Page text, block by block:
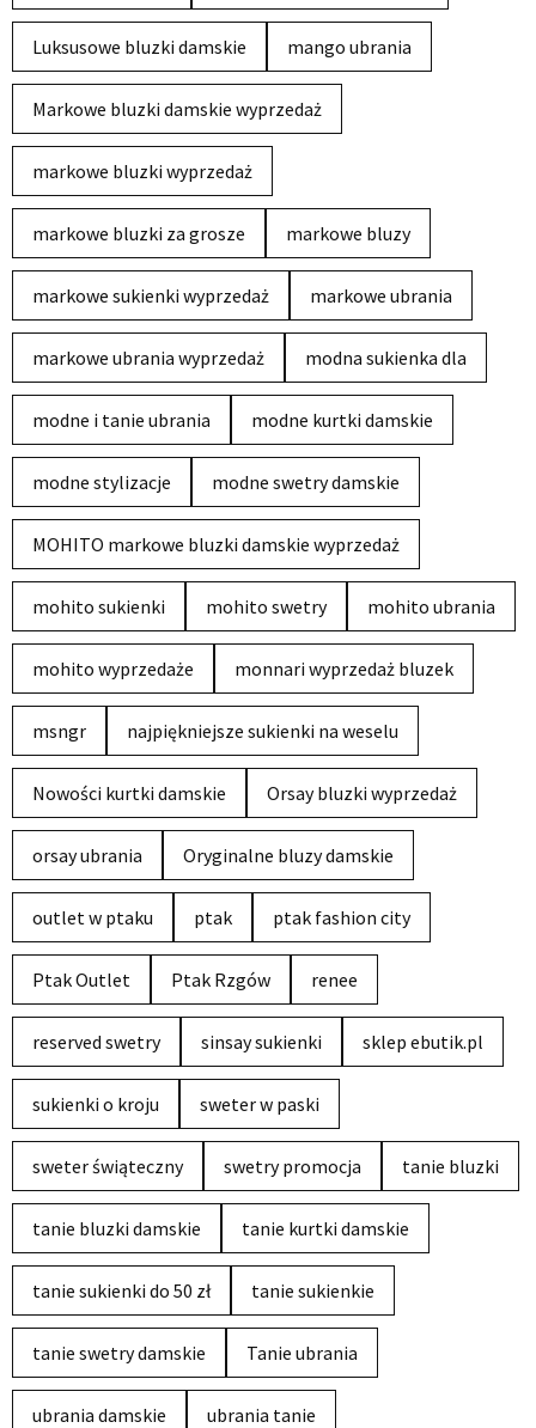
Luksusowe bluzki damskie mango ubrania
Markowe bluzki damskie wyprzedaż
markowe bluzki wyprzedaż
markowe bluzki za grosze markowe bluzy
markowe sukienki wyprzedaż markowe ubrania
markowe ubrania wyprzedaż modna sukienka dla
modne i tanie ubrania modne kurtki damskie
modne stylizacje modne swetry damskie
MOHITO markowe bluzki damskie wyprzedaż
mohito sukienki mohito swetry mohito ubrania
mohito wyprzedaże monnari wyprzedaż bluzek
msngr najpiękniejsze sukienki na weselu
Nowości kurtki damskie Orsay bluzki wyprzedaż
orsay ubrania Oryginalne bluzy damskie
outlet w ptaku ptak ptak fashion city
Ptak Outlet Ptak Rzgów renee
reserved swetry sinsay sukienki sklep ebutik.pl
sukienki o kroju sweter w paski
sweter świąteczny swetry promocja tanie bluzki
tanie bluzki damskie tanie kurtki damskie
tanie sukienki do 50 zł tanie sukienkie
tanie swetry damskie Tanie ubrania
ubrania damskie ubrania tanie